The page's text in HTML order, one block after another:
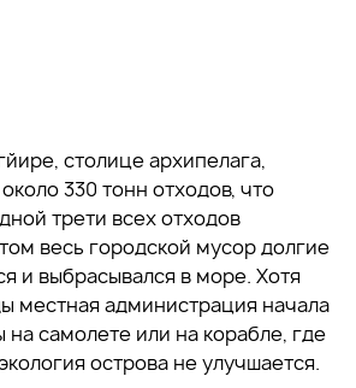
столице архипелага,
330 тонн отходов, что
трети всех отходов
весь городской мусор долгие
и выбрасывался в море. Хотя
местная администрация начала
на самолете или на корабле, где
острова не улучшается.